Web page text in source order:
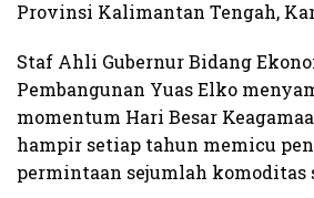
Provinsi Kalimantan Tengah,
Staf Ahli Gubernur Bidang
Pembangunan Yuas Elko
momentum Hari Besar
hampir setiap tahun memicu
permintaan sejumlah komoditas